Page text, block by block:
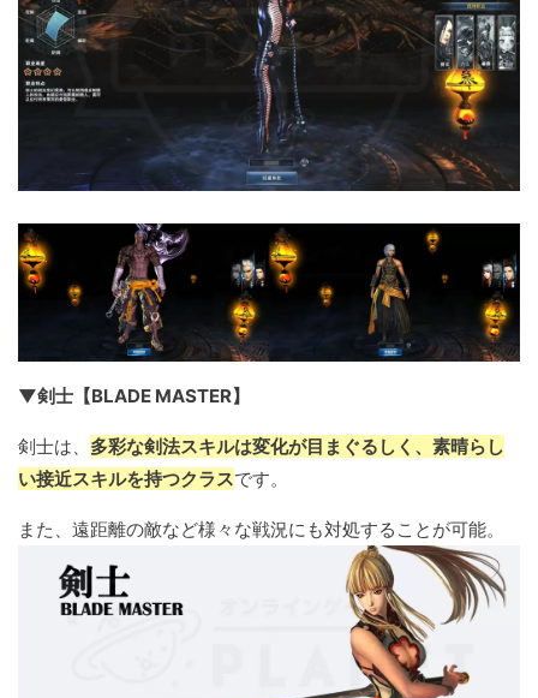
▼剣士【BLADE MASTER】
剣士は、 多彩な剣法スキルは変化が目まぐるしく、素晴らし
い接近スキルを持つクラスです。
また、遠距離の敵など様々な戦況にも対処することが可能。